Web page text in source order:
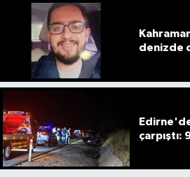
denizde
çarpıştı: